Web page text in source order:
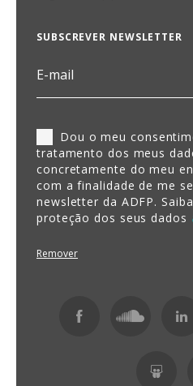
SUBSCREVER NEWSLETTER
Dou o meu
tratamento dos meus
concretamente do meu
com a finalidade de me
newsletter da ADFP.
proteção dos seus dados
Remover